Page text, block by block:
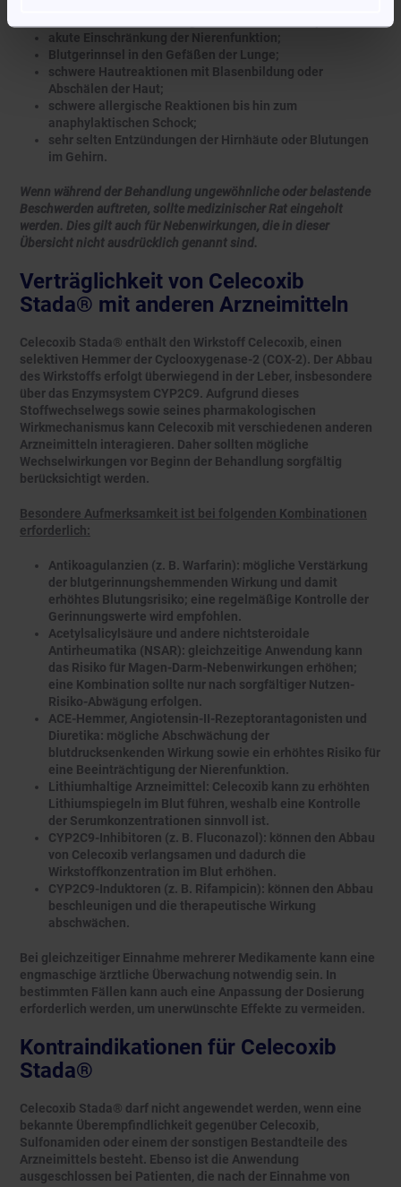
akute Einschränkung der Nierenfunktion;
Blutgerinnsel in den Gefäßen der Lunge;
schwere Hautreaktionen mit Blasenbildung oder
Abschälen der Haut;
schwere allergische Reaktionen bis hin zum
anaphylaktischen Schock;
sehr selten Entzündungen der Hirnhäute oder Blutungen
im Gehirn.
Wenn während der Behandlung ungewöhnliche oder belastende
Beschwerden auftreten, sollte medizinischer Rat eingeholt
werden. Dies gilt auch für Nebenwirkungen, die in dieser
Übersicht nicht ausdrücklich genannt sind.
Verträglichkeit von Celecoxib
Stada® mit anderen Arzneimitteln
Celecoxib Stada® enthält den Wirkstoff Celecoxib, einen
selektiven Hemmer der Cyclooxygenase-2 (COX-2). Der Abbau
des Wirkstoffs erfolgt überwiegend in der Leber, insbesondere
über das Enzymsystem CYP2C9. Aufgrund dieses
Stoffwechselwegs sowie seines pharmakologischen
Wirkmechanismus kann Celecoxib mit verschiedenen anderen
Arzneimitteln interagieren. Daher sollten mögliche
Wechselwirkungen vor Beginn der Behandlung sorgfältig
berücksichtigt werden.
Besondere Aufmerksamkeit ist bei folgenden Kombinationen
erforderlich:
Antikoagulanzien (z. B. Warfarin): mögliche Verstärkung
der blutgerinnungshemmenden Wirkung und damit
erhöhtes Blutungsrisiko; eine regelmäßige Kontrolle der
Gerinnungswerte wird empfohlen.
Acetylsalicylsäure und andere nichtsteroidale
Antirheumatika (NSAR): gleichzeitige Anwendung kann
das Risiko für Magen-Darm-Nebenwirkungen erhöhen;
eine Kombination sollte nur nach sorgfältiger Nutzen-
Risiko-Abwägung erfolgen.
ACE-Hemmer, Angiotensin-II-Rezeptorantagonisten und
Diuretika: mögliche Abschwächung der
blutdrucksenkenden Wirkung sowie ein erhöhtes Risiko für
eine Beeinträchtigung der Nierenfunktion.
Lithiumhaltige Arzneimittel: Celecoxib kann zu erhöhten
Lithiumspiegeln im Blut führen, weshalb eine Kontrolle
der Serumkonzentrationen sinnvoll ist.
CYP2C9-Inhibitoren (z. B. Fluconazol): können den Abbau
von Celecoxib verlangsamen und dadurch die
Wirkstoffkonzentration im Blut erhöhen.
CYP2C9-Induktoren (z. B. Rifampicin): können den Abbau
beschleunigen und die therapeutische Wirkung
abschwächen.
Bei gleichzeitiger Einnahme mehrerer Medikamente kann eine
engmaschige ärztliche Überwachung notwendig sein. In
bestimmten Fällen kann auch eine Anpassung der Dosierung
erforderlich werden, um unerwünschte Effekte zu vermeiden.
Kontraindikationen für Celecoxib
Stada®
Celecoxib Stada® darf nicht angewendet werden, wenn eine
bekannte Überempfindlichkeit gegenüber Celecoxib,
Sulfonamiden oder einem der sonstigen Bestandteile des
Arzneimittels besteht. Ebenso ist die Anwendung
ausgeschlossen bei Patienten, die nach der Einnahme von